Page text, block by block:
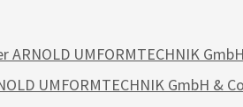
ARNOLD UMFORMTECHNIK
UMFORMTECHNIK GmbH &